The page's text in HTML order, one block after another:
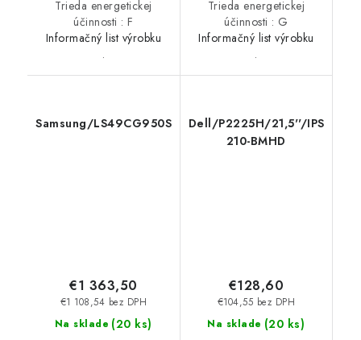
Trieda energetickej
účinnosti : F
Informačný list výrobku
.
Trieda energetickej
účinnosti : G
Informačný list výrobku
.
Samsung/LS49CG950SUXDU/49''/OLED/5120x1440/
Na sklade (20 ks)
€1 108,54 bez DPH
€1 363,50
Dell/P2225H/21,5''/IPS/
210-BMHD
Na sklade (20 ks)
€104,55 bez DPH
€128,60